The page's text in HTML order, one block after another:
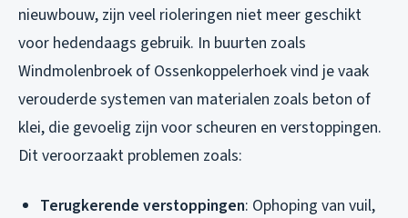
nieuwbouw, zijn veel rioleringen niet meer geschikt
voor hedendaags gebruik. In buurten zoals
Windmolenbroek of Ossenkoppelerhoek vind je vaak
verouderde systemen van materialen zoals beton of
klei, die gevoelig zijn voor scheuren en verstoppingen.
Dit veroorzaakt problemen zoals:
Terugkerende verstoppingen: Ophoping van vuil,